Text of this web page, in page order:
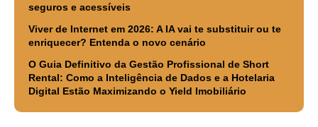
seguros e acessíveis
Viver de Internet em 2026: A IA vai te substituir ou te
enriquecer? Entenda o novo cenário
O Guia Definitivo da Gestão Profissional de Short
Rental: Como a Inteligência de Dados e a Hotelaria
Digital Estão Maximizando o Yield Imobiliário